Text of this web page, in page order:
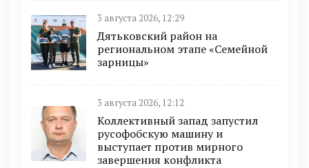
3 августа 2026, 12:29
Дятьковский район на
региональном этапе «Семейной
зарницы»
3 августа 2026, 12:12
Коллективный запад запустил
русофобскую машину и
выступает против мирного
завершения конфликта